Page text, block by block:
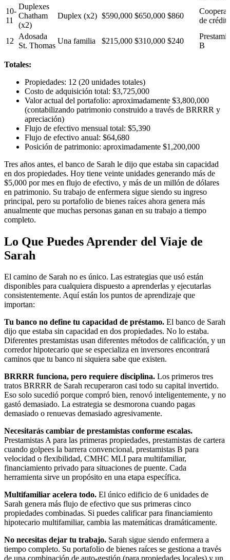
10-
11
Duplexes
Chatham
(x2)
Duplex (x2) $590,000 $650,000 $860
de
12
Adosada
St. Thomas
Una familia $215,000 $310,000 $240
B
Totales:
Propiedades: 12 (20 unidades totales)
Costo de adquisición total: $3,725,000
Valor actual del portafolio: aproximadamente $3,800,000
(contabilizando patrimonio construido a través de BRRRR y
apreciación)
Flujo de efectivo mensual total: $5,390
Flujo de efectivo anual: $64,680
Posición de patrimonio: aproximadamente $1,200,000
Tres años antes, el banco de Sarah le dijo que estaba sin capacidad
en dos propiedades. Hoy tiene veinte unidades generando más de
$5,000 por mes en flujo de efectivo, y más de un millón de dólares
en patrimonio. Su trabajo de enfermera sigue siendo su ingreso
principal, pero su portafolio de bienes raíces ahora genera más
anualmente que muchas personas ganan en su trabajo a tiempo
completo.
Lo Que Puedes Aprender del Viaje de
Sarah
El camino de Sarah no es único. Las estrategias que usó están
disponibles para cualquiera dispuesto a aprenderlas y ejecutarlas
consistentemente. Aquí están los puntos de aprendizaje que
importan:
Tu banco no define tu capacidad de préstamo. El banco de Sarah
dijo que estaba sin capacidad en dos propiedades. No lo estaba.
Diferentes prestamistas usan diferentes métodos de calificación, y un
corredor hipotecario que se especializa en inversores encontrará
caminos que tu banco ni siquiera sabe que existen.
BRRRR funciona, pero requiere disciplina. Los primeros tres
tratos BRRRR de Sarah recuperaron casi todo su capital invertido.
Eso solo sucedió porque compró bien, renovó inteligentemente, y no
gastó demasiado. La estrategia se desmorona cuando pagas
demasiado o renuevas demasiado agresivamente.
Necesitarás cambiar de prestamistas conforme escalas.
Prestamistas A para las primeras propiedades, prestamistas de cartera
cuando golpees la barrera convencional, prestamistas B para
velocidad o flexibilidad, CMHC MLI para multifamiliar,
financiamiento privado para situaciones de puente. Cada
herramienta sirve un propósito en una etapa específica.
Multifamiliar acelera todo. El único edificio de 6 unidades de
Sarah genera más flujo de efectivo que sus primeras cinco
propiedades combinadas. Si puedes calificar para financiamiento
hipotecario multifamiliar, cambia las matemáticas dramáticamente.
No necesitas dejar tu trabajo. Sarah sigue siendo enfermera a
tiempo completo. Su portafolio de bienes raíces se gestiona a través